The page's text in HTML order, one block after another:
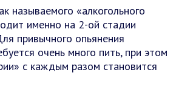
называемого «алкогольного
именно на 2-ой стадии
привычного опьянения
очень много пить, при этом
с каждым разом становится